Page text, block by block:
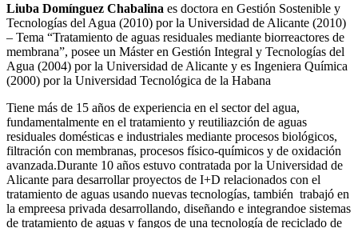
Liuba Domínguez Chabalina es doctora en Gestión Sostenible y
Tecnologías del Agua (2010) por la Universidad de Alicante (2010)
– Tema “Tratamiento de aguas residuales mediante biorreactores de
membrana”, posee un Máster en Gestión Integral y Tecnologías del
Agua (2004) por la Universidad de Alicante y es Ingeniera Química
(2000) por la Universidad Tecnológica de la Habana
Tiene más de 15 años de experiencia en el sector del agua,
fundamentalmente en el tratamiento y reutiliazción de aguas
residuales domésticas e industriales mediante procesos biológicos,
filtración con membranas, procesos físico-químicos y de oxidación
avanzada.Durante 10 años estuvo contratada por la Universidad de
Alicante para desarrollar proyectos de I+D relacionados con el
tratamiento de aguas usando nuevas tecnologías, también trabajó en
la empreesa privada desarrollando, diseñando e integrandoe sistemas
de tratamiento de aguas y fangos de una tecnología de reciclado de